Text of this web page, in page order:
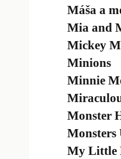
Máša a
Mia and
Mickey
Minions
Minnie
Monster
Monsters
My Little